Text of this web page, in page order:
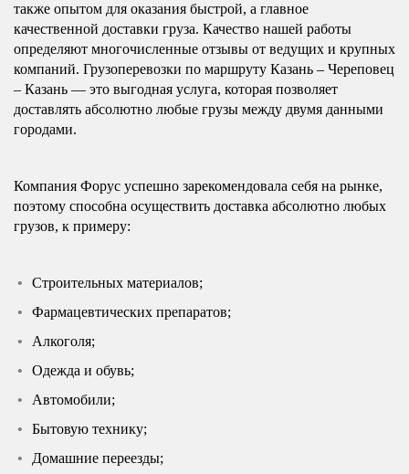
также опытом для оказания быстрой, а главное
качественной доставки груза. Качество нашей работы
определяют многочисленные отзывы от ведущих и крупных
компаний. Грузоперевозки по маршруту Казань – Череповец
– Казань — это выгодная услуга, которая позволяет
доставлять абсолютно любые грузы между двумя данными
городами.
Компания Форус успешно зарекомендовала себя на рынке,
поэтому способна осуществить доставка абсолютно любых
грузов, к примеру:
Строительных материалов;
Фармацевтических препаратов;
Алкоголя;
Одежда и обувь;
Автомобили;
Бытовую технику;
Домашние переезды;